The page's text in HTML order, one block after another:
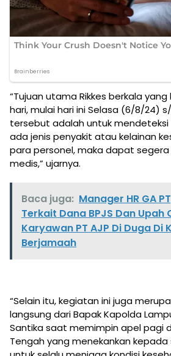
“Tujuan utama Rikkes berkala
hari, mulai hari ini Selasa (6/8/24)
tersebut adalah untuk mendeteksi
ada jenis penyakit atau kelainan
para personel, maka dapat
medis,” ujarnya.
Baca juga: Manager HR GA
Terkait Dana BPJS Dan Upah
Karyawan PT AJP Di Duga Di
Berjamaah
“Selain itu, kegiatan ini juga
langsung dari Bapak Kapolda
Santika saat memimpin apel pagi
Tengah yang menekankan kepada